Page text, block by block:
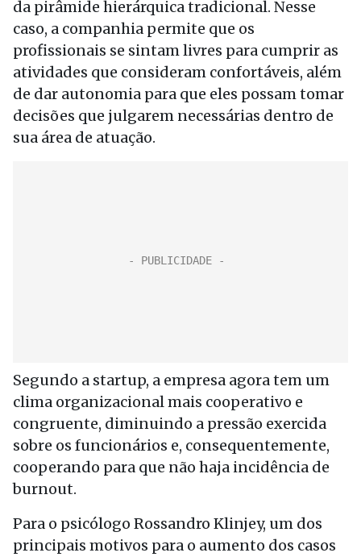
da pirâmide hierárquica tradicional. Nesse
caso, a companhia permite que os
profissionais se sintam livres para cumprir as
atividades que consideram confortáveis, além
de dar autonomia para que eles possam tomar
decisões que julgarem necessárias dentro de
sua área de atuação.
Segundo a startup, a empresa agora tem um
clima organizacional mais cooperativo e
congruente, diminuindo a pressão exercida
sobre os funcionários e, consequentemente,
cooperando para que não haja incidência de
burnout.
Para o psicólogo Rossandro Klinjey, um dos
principais motivos para o aumento dos casos